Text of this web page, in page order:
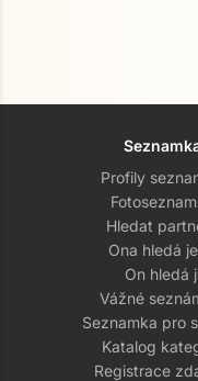
Profily
Hledat
Ona hledá
On hledá
Vážné
Seznamka pro
Katalog
Registrace